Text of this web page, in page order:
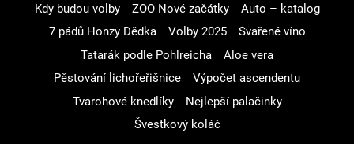
Kdy budou volby
ZOO Nové začátky
Auto – katalog
7 pádů Honzy Dědka
Volby 2025
Svařené víno
Tatarák podle Pohlreicha
Aloe vera
Pěstování lichořeřišnice
Výpočet ascendentu
Tvarohové knedlíky
Nejlepší palačinky
Švestkový koláč